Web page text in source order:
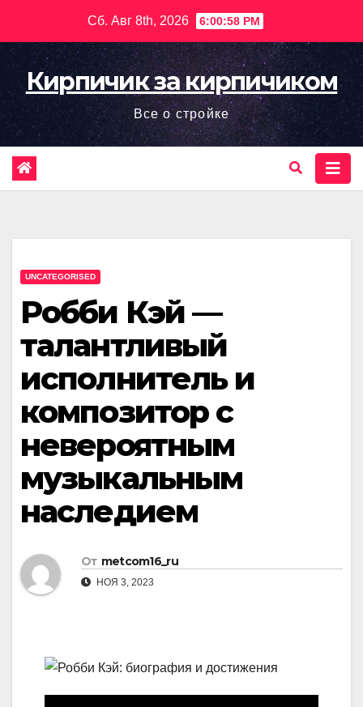
содержимому
Сб. Авг 8th, 2026 6:00:59 PM
Кирпичик за кирпичиком
Все о стройке
UNCATEGORISED
Робби Кэй —
талантливый
исполнитель и
композитор с
невероятным
музыкальным
наследием
От metcom16_ru
НОЯ 3, 2023